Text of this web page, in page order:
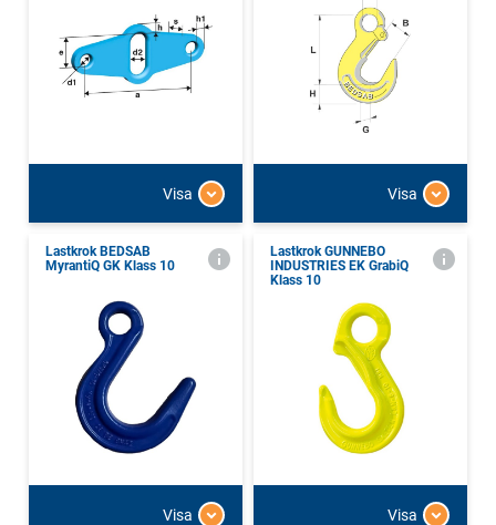
Visa Visa
Lastkrok BEDSAB
MyrantiQ GK Klass 10
Visa
Lastkrok GUNNEBO
INDUSTRIES EK GrabiQ
Klass 10
Visa